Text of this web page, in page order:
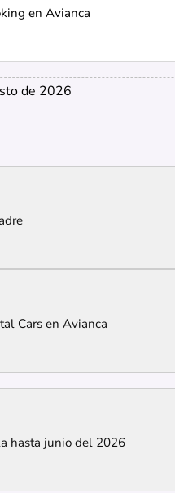
en Avianca
de 2026
Cars en Avianca
hasta junio del 2026